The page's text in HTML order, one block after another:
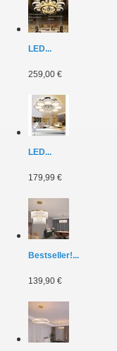
LED...
259,00 €
LED...
179,99 €
Bestseller!...
139,90 €